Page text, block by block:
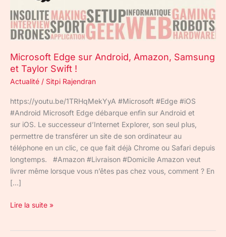
Microsoft Edge sur Android, Amazon, Samsung
et Taylor Swift !
Actualité / Sitpi Rajendran
https://youtu.be/1TRHqMekYyA #Microsoft #Edge #iOS
#Android Microsoft Edge débarque enfin sur Android et
sur iOS. Le successeur d’Internet Explorer, son seul plus,
permettre de transférer un site de son ordinateur au
téléphone en un clic, ce que fait déjà Chrome ou Safari depuis
longtemps. #Amazon #Livraison #Domicile Amazon veut
livrer même lorsque vous n’êtes pas chez vous, comment ? En
[…]
Taylor
Swift
Lire la suite »